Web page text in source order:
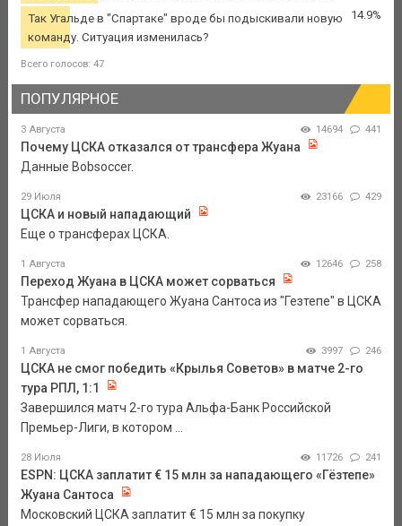
Так Угальде в "Спартаке" вроде бы подыскивали новую
команду. Ситуация изменилась?
14.9%
Всего голосов: 47
ПОПУЛЯРНОЕ
3 Августа 14694 441
Почему ЦСКА отказался от трансфера Жуана
Данные Bobsoccer.
29 Июля 23166 429
ЦСКА и новый нападающий
Еще о трансферах ЦСКА.
1 Августа 12646 258
Переход Жуана в ЦСКА может сорваться
Трансфер нападающего Жуана Сантоса из "Гезтепе" в ЦСКА
может сорваться.
1 Августа 3997 246
ЦСКА не смог победить «Крылья Советов» в матче 2-го
тура РПЛ, 1:1
Завершился матч 2-го тура Альфа-Банк Российской
Премьер-Лиги, в котором ...
28 Июля 11726 241
ESPN: ЦСКА заплатит € 15 млн за нападающего «Гёзтепе»
Жуана Сантоса
Московский ЦСКА заплатит € 15 млн за покупку